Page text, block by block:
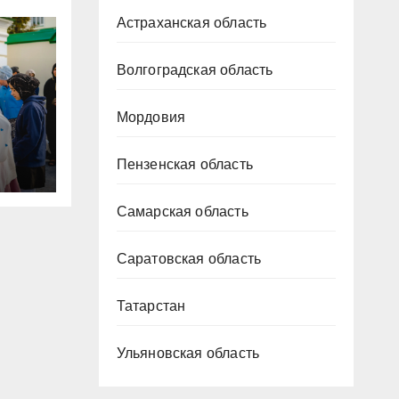
Астраханская область
Волгоградская область
Мордовия
Пензенская область
Самарская область
Саратовская область
Татарстан
Ульяновская область